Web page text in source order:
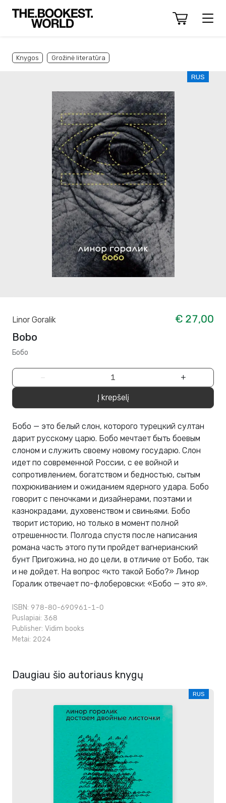
Knygos Grožinė literatūra
RUS
Linor Goralik
€ 27,00
Bobo
Бобо
− +
Į krepšelį
Бобо — это белый слон, которого турецкий султан
дарит русскому царю. Бобо мечтает быть боевым
слоном и служить своему новому государю. Слон
идет по современной России, с ее войной и
сопротивлением, богатством и бедностью, сытым
похрюкиванием и ожиданием ядерного удара. Бобо
говорит с пеночками и дизайнерами, поэтами и
казнокрадами, духовенством и свиньями. Бобо
творит историю, но только в момент полной
отрешенности. Полгода спустя после написания
романа часть этого пути пройдет вагнерианский
бунт Пригожина, но до цели, в отличие от Бобо, так
и не дойдет. На вопрос «кто такой Бобо?» Линор
Горалик отвечает по-флоберовски: «Бобо — это я».
ISBN: 978-80-690961-1-0
Puslapiai: 368
Publisher: Vidim books
Metai: 2024
Daugiau šio autoriaus knygų
RUS